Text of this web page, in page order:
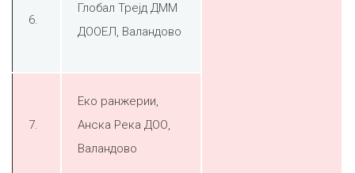
6.
Глобал Трејд ДММ
ДООЕЛ, Валандово
7.
Еко ранжерии,
Анска Река ДОО,
Валандово